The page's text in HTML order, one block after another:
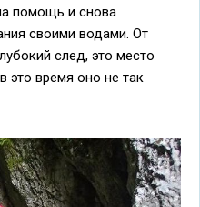
помощь и снова
своими водами. От
след, это место
это время оно не так